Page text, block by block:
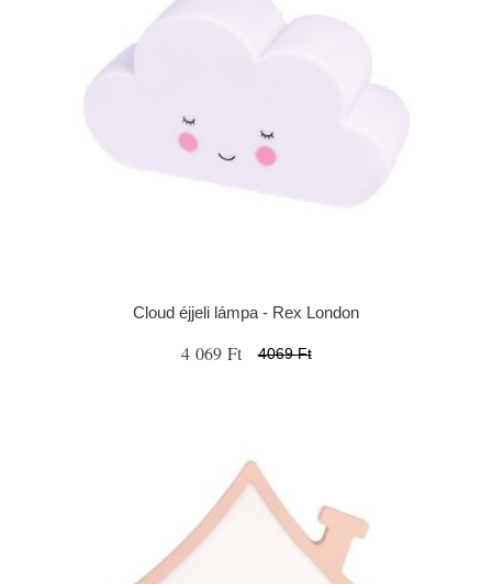
Cloud éjjeli lámpa - Rex London
4 069 Ft 4069 Ft